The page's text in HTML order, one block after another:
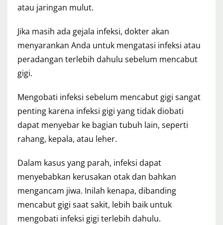
atau jaringan mulut.
Jika masih ada gejala infeksi, dokter akan
menyarankan Anda untuk mengatasi infeksi atau
peradangan terlebih dahulu sebelum mencabut
gigi.
Mengobati infeksi sebelum mencabut gigi sangat
penting karena infeksi gigi yang tidak diobati
dapat menyebar ke bagian tubuh lain, seperti
rahang, kepala, atau leher.
Dalam kasus yang parah, infeksi dapat
menyebabkan kerusakan otak dan bahkan
mengancam jiwa. Inilah kenapa, dibanding
mencabut gigi saat sakit, lebih baik untuk
mengobati infeksi gigi terlebih dahulu.